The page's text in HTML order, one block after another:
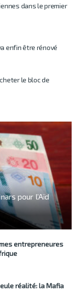
dans le premier
enfin être rénové
le bloc de
pour l’Aïd
entrepreneures
réalité: la Mafia